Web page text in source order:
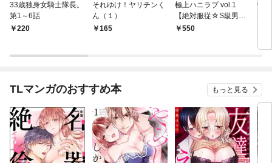
33歳独身女騎士隊長。
第1～6話
220
それゆけ！ヤリチンく
ん（１）
165
極上ハニラブ vol.1
【絶対服従☆S級男
子】550
快
れ
TLマンガのおすすめ本 もっと見る